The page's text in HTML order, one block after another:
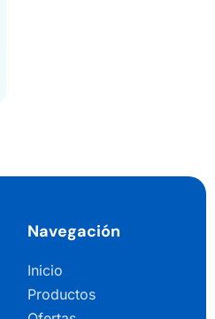
Navegación
Inicio
Productos